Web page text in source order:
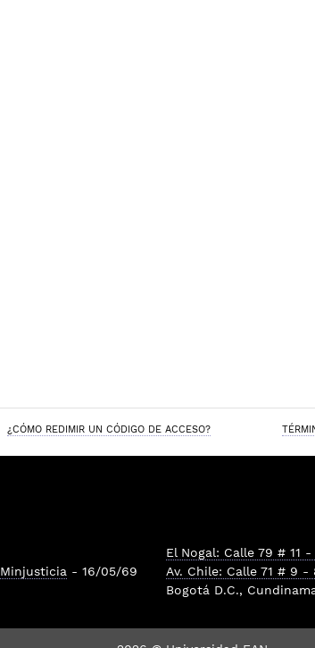
¿CÓMO REDIMIR UN CÓDIGO DE ACCESO?
Minjusticia - 16/05/69
El Nogal: Calle 79 # 11 -
Av. Chile: Calle 71 # 9 -
Bogotá D.C.,